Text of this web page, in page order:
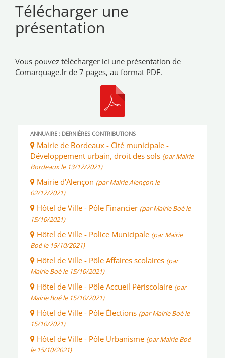
Télécharger une
présentation
Vous pouvez télécharger ici une présentation de
Comarquage.fr de 7 pages, au format PDF.
ANNUAIRE : DERNIÈRES CONTRIBUTIONS
Mairie de Bordeaux - Cité municipale -
Développement urbain, droit des sols (par Mairie
Bordeaux le 13/12/2021)
Mairie d'Alençon (par Mairie Alençon le
02/12/2021)
Hôtel de Ville - Pôle Financier (par Mairie Boé le
15/10/2021)
Hôtel de Ville - Police Municipale (par Mairie
Boé le 15/10/2021)
Hôtel de Ville - Pôle Affaires scolaires (par
Mairie Boé le 15/10/2021)
Hôtel de Ville - Pôle Accueil Périscolaire (par
Mairie Boé le 15/10/2021)
Hôtel de Ville - Pôle Élections (par Mairie Boé le
15/10/2021)
Hôtel de Ville - Pôle Urbanisme (par Mairie Boé
le 15/10/2021)